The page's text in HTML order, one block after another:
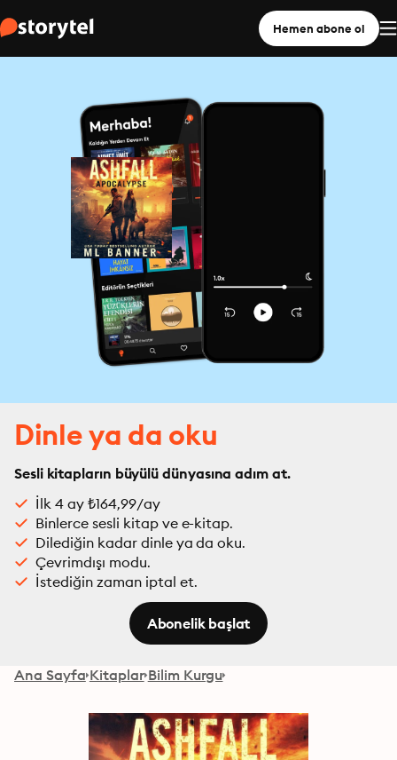
Hemen abone ol
Dinle ya da oku
Sesli kitapların büyülü dünyasına adım at.
İlk 4 ay ₺164,99/ay
Binlerce sesli kitap ve e-kitap.
Dilediğin kadar dinle ya da oku.
Çevrimdışı modu.
İstediğin zaman iptal et.
Abonelik başlat
Ana Sayfa Kitaplar Bilim Kurgu